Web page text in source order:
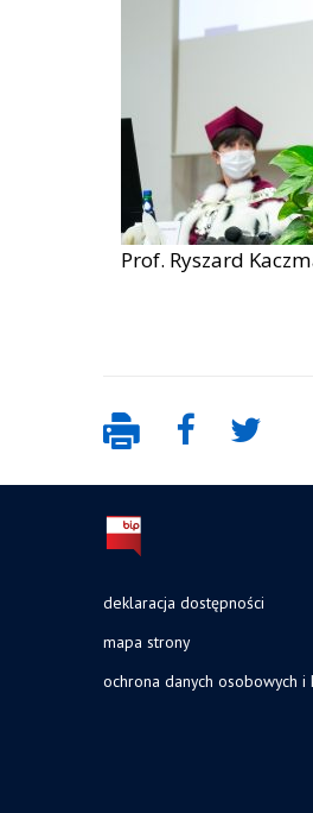
Prof. Ryszard
deklaracja dostępności
mapa strony
ochrona danych osobowych i